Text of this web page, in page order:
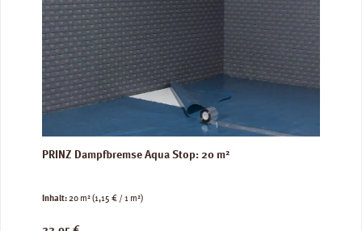
PRINZ Dampfbremse Aqua Stop: 20 m²
Inhalt:20 m²(1,15 € / 1 m²)